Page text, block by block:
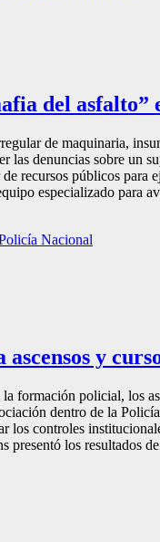
del
de maquinaria,
denuncias sobre un
públicos para
especializado para
y
formación policial, los
dentro de la
los controles
los resultados